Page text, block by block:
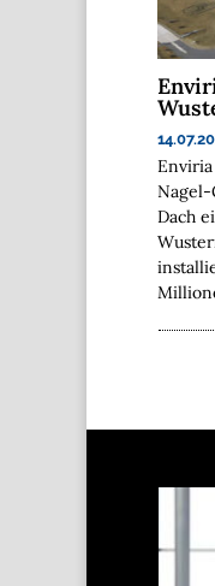
Nagel-
Dach